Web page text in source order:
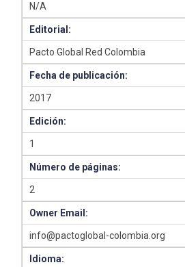
N/A
Editorial:
Pacto Global Red Colombia
Fecha de publicación:
2017
Edición:
1
Número de páginas:
2
Owner Email:
info@pactoglobal-colombia.org
Idioma: